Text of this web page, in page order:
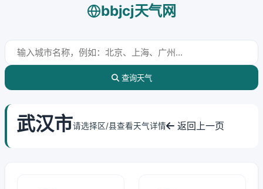
bbjcj天气网
查询天气
武汉市请选择区/县查看天气详情 返回上一页